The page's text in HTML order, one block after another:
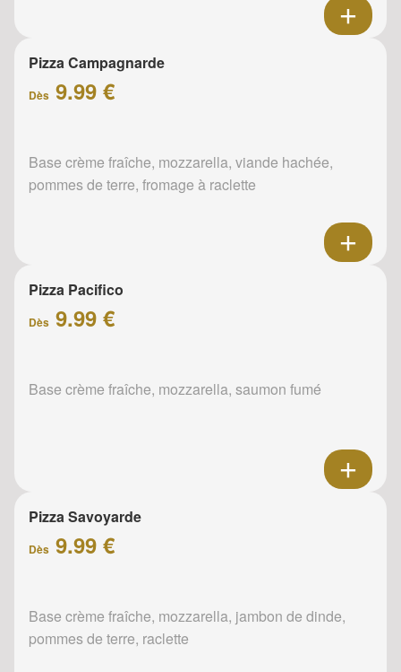
Pizza Campagnarde
Dès 9.99 €
Base crème fraîche, mozzarella, viande hachée,
pommes de terre, fromage à raclette
Pizza Pacifico
Dès 9.99 €
Base crème fraîche, mozzarella, saumon fumé
Pizza Savoyarde
Dès 9.99 €
Base crème fraîche, mozzarella, jambon de dinde,
pommes de terre, raclette